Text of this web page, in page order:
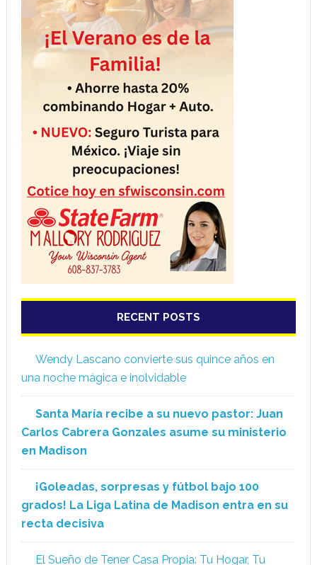
RECENT POSTS
Wendy Lascano convierte sus quince años en
una noche mágica e inolvidable
Santa María recibe a su nuevo pastor: Juan
Carlos Cabrera Gonzales asume su ministerio
en Madison
¡Goleadas, sorpresas y fútbol bajo 100
grados! La Liga Latina de Madison entra en su
recta decisiva
El Sueño de Tener Casa Propia: Tu Hogar, Tu